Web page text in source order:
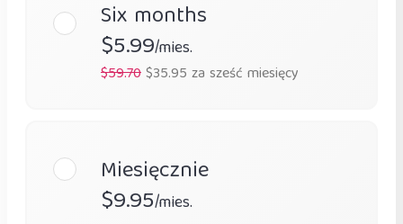
Six months
$5.99/mies.
$59.70$35.95 za sześć miesięcy
Miesięcznie
$9.95/mies.